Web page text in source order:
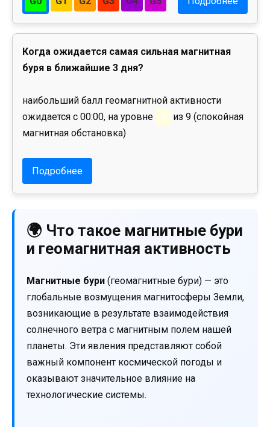
Когда ожидается самая сильная магнитная
буря в ближайшие 3 дня?
наибольший балл геомагнитной активности
ожидается с 00:00, на уровне
0
из 9 (спокойная
магнитная обстановка)
Подробнее
🌍 Что такое магнитные бури
и геомагнитная активность
Магнитные бури (геомагнитные бури) — это
глобальные возмущения магнитосферы Земли,
возникающие в результате взаимодействия
солнечного ветра с магнитным полем нашей
планеты. Эти явления представляют собой
важный компонент космической погоды и
оказывают значительное влияние на
технологические системы.